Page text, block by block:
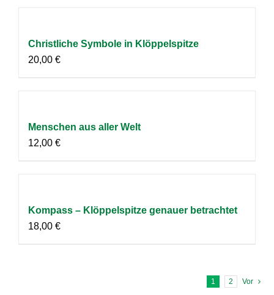
Christliche Symbole in Klöppelspitze
20,00 €
Menschen aus aller Welt
12,00 €
Kompass – Klöppelspitze genauer betrachtet
18,00 €
1 2 Vor